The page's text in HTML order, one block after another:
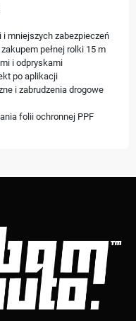
mniejszych zabezpieczeń
pełnej rolki 15 m
i odpryskami
po aplikacji
i zabrudzenia drogowe
folii ochronnej PPF